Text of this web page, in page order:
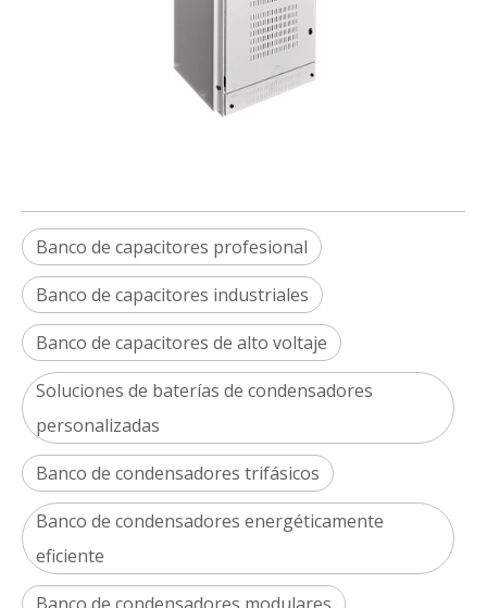
Banco de capacitores profesional
Banco de capacitores industriales
Banco de capacitores de alto voltaje
Soluciones de baterías de condensadores
personalizadas
Banco de condensadores trifásicos
Banco de condensadores energéticamente
eficiente